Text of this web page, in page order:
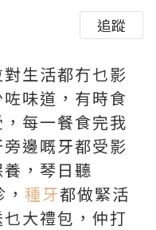
追蹤
生活都冇乜影
味道，有時食
每一餐食完我
邊嘅牙都受影
，琴日聽
種牙都做緊活
大禮包，仲打